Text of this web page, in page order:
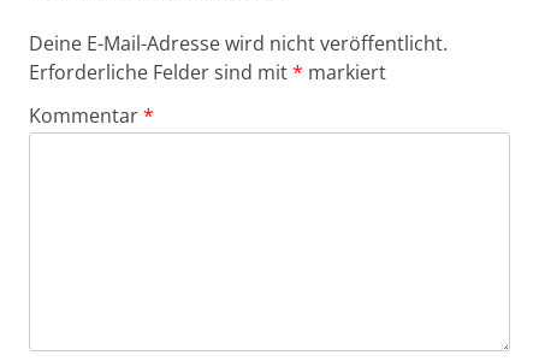
Deine E-Mail-Adresse wird nicht veröffentlicht.
Erforderliche Felder sind mit* markiert
Kommentar*